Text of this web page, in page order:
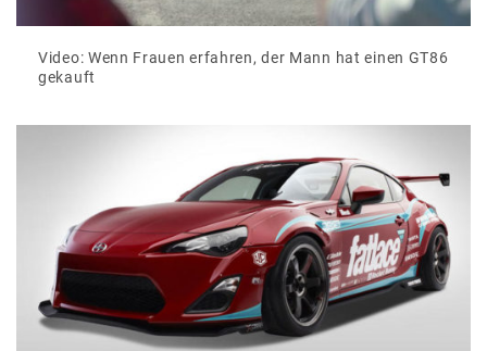
Video: Wenn Frauen erfahren, der Mann hat einen GT86
gekauft